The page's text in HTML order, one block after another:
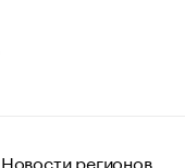
Новости регионов